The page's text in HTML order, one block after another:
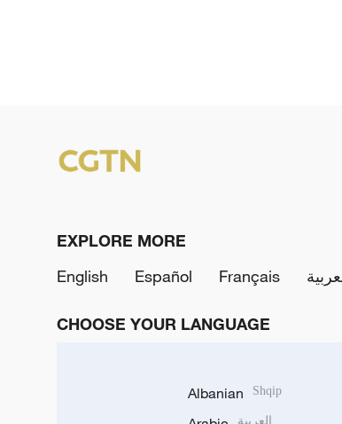
EXPLORE MORE
English
Español Français
CHOOSE YOUR LANGUAGE
Albanian Shqip
العربية